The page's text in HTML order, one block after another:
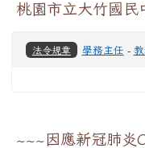
桃園市立大竹國民
法令規章 學務主任 -
~~~因應新冠肺炎